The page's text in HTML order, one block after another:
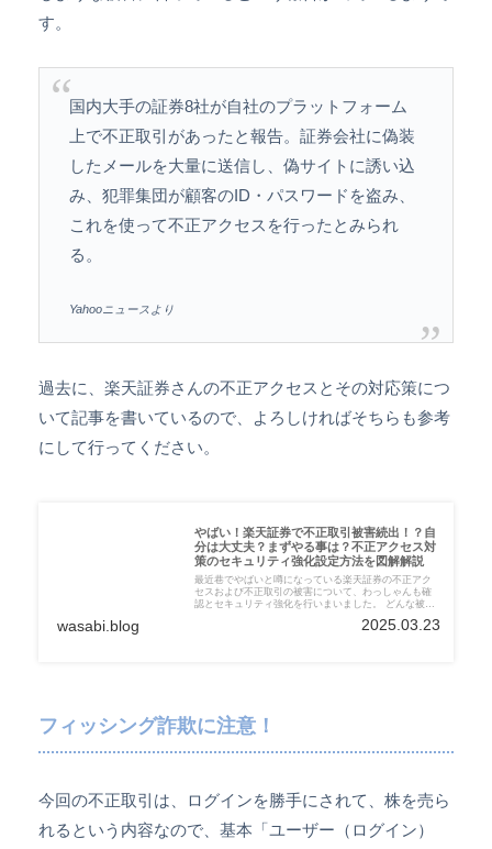
す。
国内大手の証券8社が自社のプラットフォーム
上で不正取引があったと報告。証券会社に偽装
したメールを大量に送信し、偽サイトに誘い込
み、犯罪集団が顧客のID・パスワードを盗み、
これを使って不正アクセスを行ったとみられ
る。
Yahooニュースより
過去に、楽天証券さんの不正アクセスとその対応策につ
いて記事を書いているので、よろしければそちらも参考
にして行ってください。
やばい！楽天証券で不正取引被害続出！？自
分は大丈夫？まずやる事は？不正アクセス対
策のセキュリティ強化設定方法を図解解説
最近巷でやばいと噂になっている楽天証券の不正アク
セスおよび不正取引の被害について、わっしゃんも確
認とセキュリティ強化を行いまいました。 どんな被害
化はどうしたらいいか？等々迷っておられる方へ、い
wasabi.blog 2025.03.23
フィッシング詐欺に注意！
今回の不正取引は、ログインを勝手にされて、株を売ら
れるという内容なので、基本「ユーザー（ログイン）